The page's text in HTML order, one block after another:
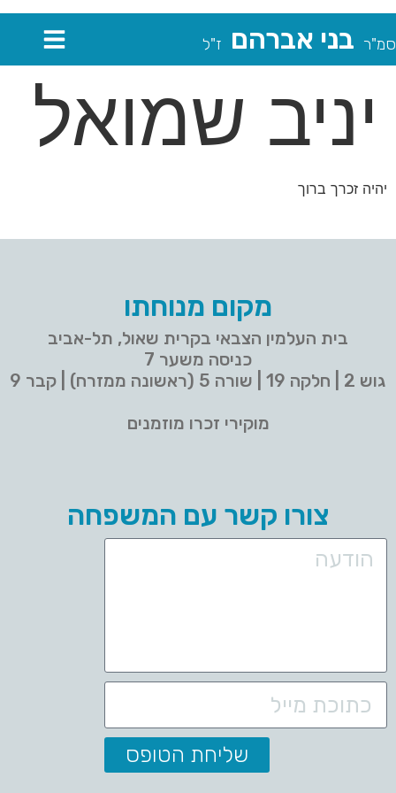
סמ"ר בני אברהם ז"ל
יניב שמואל
יהיה זכרך ברוך
מקום מנוחתו
בית העלמין הצבאי בקרית שאול, תל-אביב
כניסה משער 7
גוש 2 | חלקה 19 | שורה 5 (ראשונה ממזרח) | קבר 9
מוקירי זכרו מוזמנים
צורו קשר עם המשפחה
שליחת הטופס